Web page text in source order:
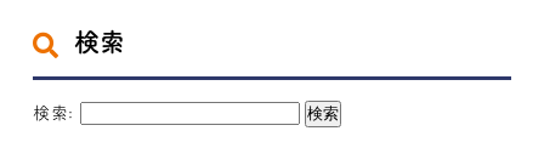
検索
検索: